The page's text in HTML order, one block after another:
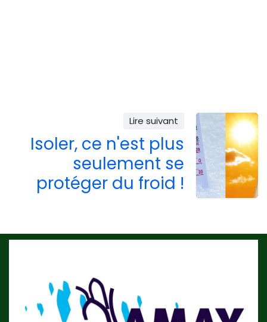
Lire suivant
Isoler, ce n'est plus
seulement se
protéger du froid !